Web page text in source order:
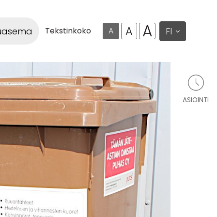
Tekstinkoko A A A FI
ASIOINTI